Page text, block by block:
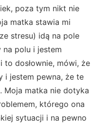
poza tym nikt nie
matka stawia mi
stresu) idą na pole
polu i jestem
dosłownie, mówi, że
i jestem pewna, że te
Moja matka nie dotyka
którego ona
sytuacji i na pewno